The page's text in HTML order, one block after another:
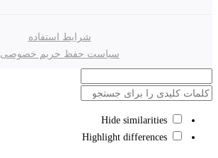
شرایط استفاده
سیاست حفظ حریم خصوصی